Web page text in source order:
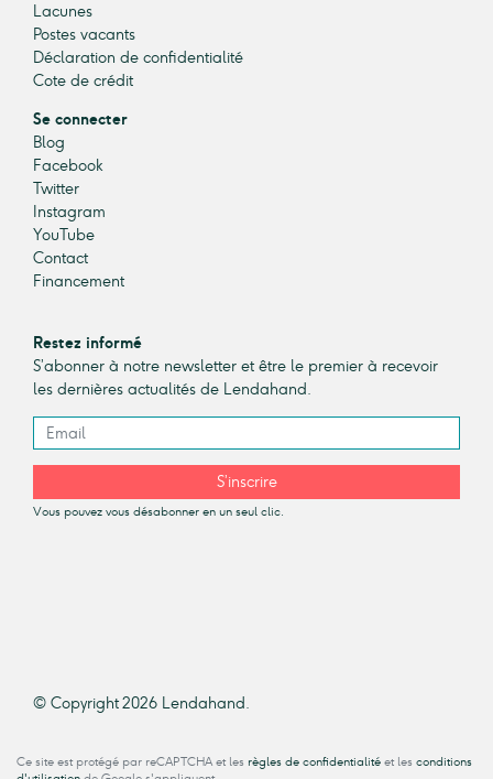
Lacunes
Postes vacants
Déclaration de confidentialité
Cote de crédit
Se connecter
Blog
Facebook
Twitter
Instagram
YouTube
Contact
Financement
Restez informé
S’abonner à notre newsletter et être le premier à recevoir
les dernières actualités de Lendahand.
S’inscrire
Vous pouvez vous désabonner en un seul clic.
© Copyright 2026 Lendahand.
Ce site est protégé par reCAPTCHA et les règles de confidentialité et les conditions